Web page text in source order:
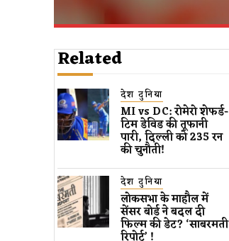
Related
देश दुनिया
MI vs DC: रोमेरो शेफर्ड-
टिम डेविड की तूफानी
पारी, दिल्ली को 235 रन
की चुनौती!
देश दुनिया
लोकसभा के माहौल में
सेंसर बोर्ड ने बदल दी
फिल्म की डेट? ‘साबरमती